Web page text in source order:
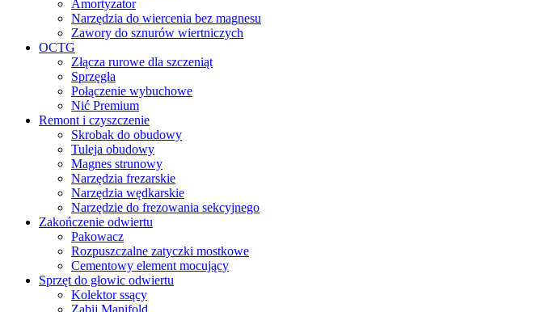
Amortyzator
Narzędzia do wiercenia bez magnesu
Zawory do sznurów wiertniczych
OCTG
Złącza rurowe dla szczeniąt
Sprzęgła
Połączenie wybuchowe
Nić Premium
Remont i czyszczenie
Skrobak do obudowy
Tuleja obudowy
Magnes strunowy
Narzędzia frezarskie
Narzędzia wędkarskie
Narzędzie do frezowania sekcyjnego
Zakończenie odwiertu
Pakowacz
Rozpuszczalne zatyczki mostkowe
Cementowy element mocujący
Sprzęt do głowic odwiertu
Kolektor ssący
Zabij Manifold